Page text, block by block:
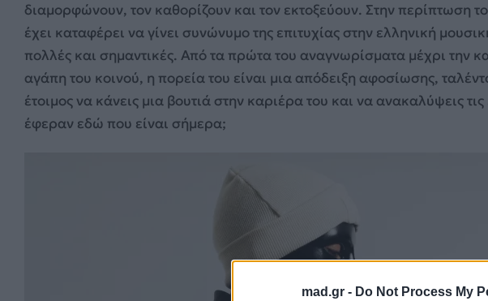
mad.gr - Do Not Process My
διαμορφώνουν, τον καθορίζουν και τον εκτοξεύουν. Στην περίπτωση
έχει καταφέρει να γίνει συνώνυμο της επιτυχίας στην ελληνική
πολλές και σημαντικές. Από τα πρώτα του αναγνωρίσματα μέχρι την
αγάπη του κοινού, η πορεία του είναι μια απόδειξη αφοσίωσης,
έτοιμος να κάνεις μια βουτιά στην καριέρα του και να ανακαλύψεις
έφεραν εδώ που είναι σήμερα;